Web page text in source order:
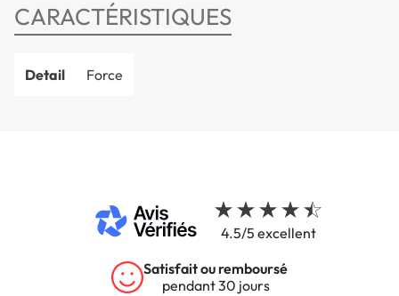
CARACTÉRISTIQUES
Detail Force
4.5/5 excellent
Satisfait ou remboursé
pendant 30 jours